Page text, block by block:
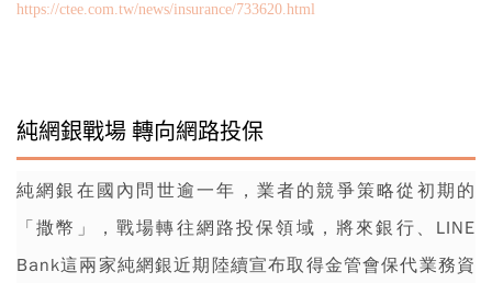
https://ctee.com.tw/news/insurance/733620.html
純網銀戰場 轉向網路投保
純網銀 在國內問世逾一年，業者的競爭策略從初期的
「撒幣」，戰場轉往網路投保領域，將來銀行 、LINE
Bank這兩家純網銀近期陸續宣布取得金管會保代業務資